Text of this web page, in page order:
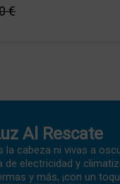
€
Al Rescate
la cabeza ni vivas a
de electricidad y
y más, ¡con un